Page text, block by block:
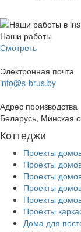
Наши работы
Смотреть
Электронная почта
info@s-brus.by
Адрес производства
Беларусь, Минская
Коттеджи
Проекты
Проекты
Проекты
Проекты
Проекты
Проекты
Дома для